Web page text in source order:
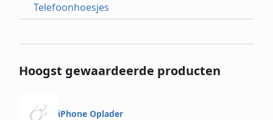
Telefoonhoesjes
Hoogst gewaardeerde producten
iPhone Oplader